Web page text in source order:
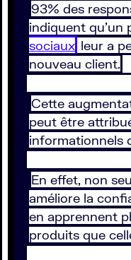
93% des
indiquent qu’un
sociaux leur a
nouveau client.
Cette
peut être
informationnels
En effet, non
améliore la
en apprennent
produits que